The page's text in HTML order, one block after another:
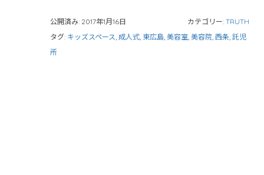
公開済み: 2017年1月16日 カテゴリー: TRUTH
タグ: キッズスペース, 成人式, 東広島, 美容室, 美容院, 西条, 託児
所